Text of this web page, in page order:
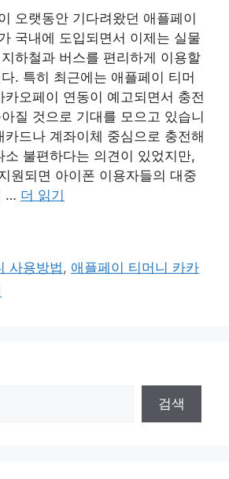
오랫동안 기다려왔던 애플페이
국내에 도입되면서 이제는 실물
하철과 버스를 편리하게 이용할
. 특히 최근에는 애플페이 티머
카오페이 연동이 예고되면서 충전
질 것으로 기대를 모으고 있습니
카드나 계좌이체 중심으로 충전해
소 불편하다는 의견이 있었지만,
원되면 아이폰 이용자들의 대중
… 더 읽기
사용방법 , 애플페이 티머니 카카
검색